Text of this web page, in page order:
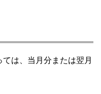
は、当月分または翌月